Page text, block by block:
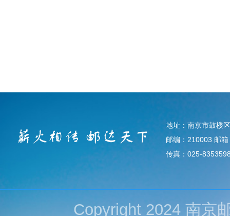
地址：南京市鼓楼
邮编：210003 邮
传真：025-
Copyright 2024 南京